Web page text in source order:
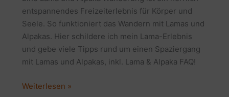
entspannendes Freizeiterlebnis für Körper und
Seele. So funktioniert das Wandern mit Lamas und
Alpakas. Hier schildere ich mein Lama-Erlebnis
und gebe viele Tipps rund um einen Spaziergang
mit Lamas und Alpakas, inkl. Lama & Alpaka FAQ!
Lama
Weiterlesen »